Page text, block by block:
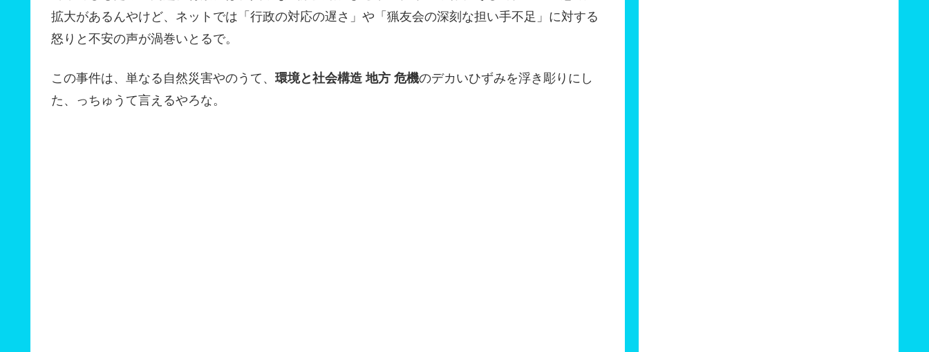
拡大があるんやけど、ネットでは「行政の対応の遅さ」や「猟友会の深刻な担い手不足」に対する
怒りと不安の声が渦巻いとるで。
この事件は、単なる自然災害やのうて、 環境と社会構造 地方 危機のデカいひずみを浮き彫りにし
た、っちゅうて言えるやろな。